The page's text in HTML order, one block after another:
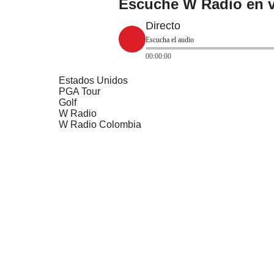
Escuche W Radio en
Directo
Escucha el audio
00:00:00
Estados Unidos
PGA Tour
Golf
W Radio
W Radio Colombia